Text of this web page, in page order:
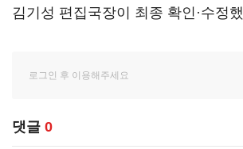
김기성 편집국장이 최종 확인·수정
댓글 0